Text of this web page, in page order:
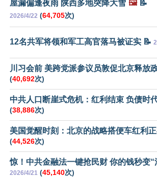
屋漏偏逢夜雨 陕西多地突降大雪 🖼️📝
2026/4/22 (64,705次)
12名共军将领和军工高官落马被证实 📝
川习会前 美跨党派参议员敦促北京释放
(40,692次)
中共人口断崖式危机：红利结束 负债时
(38,886次)
美国觉醒时刻：北京的战略搭便车红利
(44,526次)
惊！中共金融法一键抢民财 你的钱秒变“
2026/4/21 (45,140次)